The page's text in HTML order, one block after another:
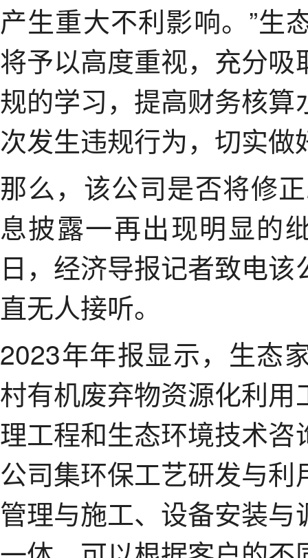
产生重大不利影响。”生
将予以高度重视，充分
规的学习，提高财务核
次发生违规行为，切实做
那么，该公司是否将修
息披露一再出现明显的
日，经济导报记者致电
直无人接听。
2023年年报显示，生态
村有机废弃物资源化利
理工程和生态环境技术
公司集环保工艺研发与
管理与施工、设备安装